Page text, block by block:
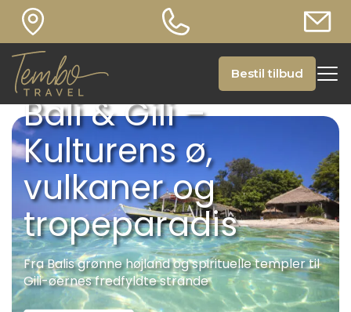
Bestil tilbud
Bali & Gili –
Kulturens ø,
vulkaner og
tropeparadis
Fra Balis grønne højland og spirituelle templer til
Gili-øernes fredfyldte strande